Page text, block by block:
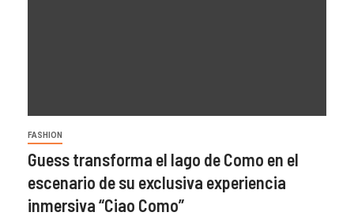
FASHION
Guess transforma el lago de Como en el
escenario de su exclusiva experiencia
inmersiva “Ciao Como”